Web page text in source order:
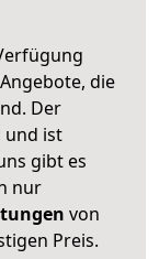
die
Der
und ist
gibt es
nur
von
Preis.